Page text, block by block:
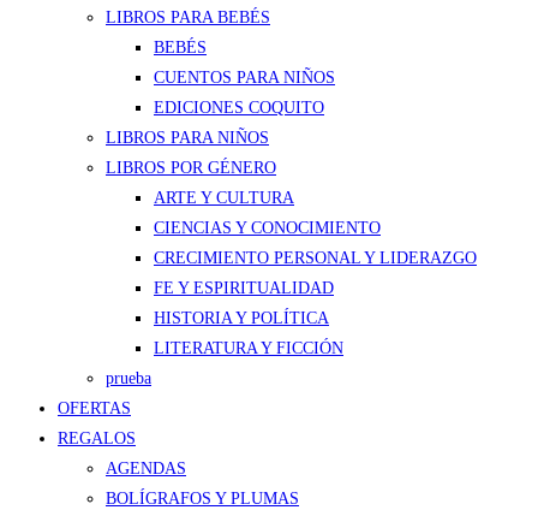
LIBROS PARA BEBÉS
BEBÉS
CUENTOS PARA NIÑOS
EDICIONES COQUITO
LIBROS PARA NIÑOS
LIBROS POR GÉNERO
ARTE Y CULTURA
CIENCIAS Y CONOCIMIENTO
CRECIMIENTO PERSONAL Y LIDERAZGO
FE Y ESPIRITUALIDAD
HISTORIA Y POLÍTICA
LITERATURA Y FICCIÓN
prueba
OFERTAS
REGALOS
AGENDAS
BOLÍGRAFOS Y PLUMAS